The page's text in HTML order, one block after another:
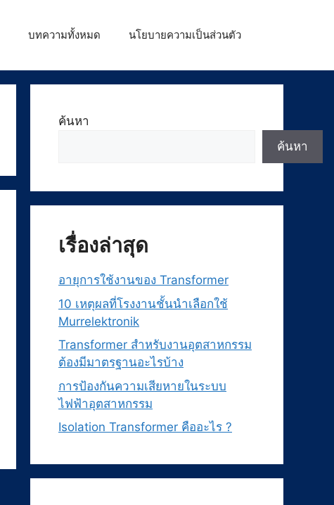
บทความทั้งหมด นโยบายความเป็นส่วนตัว
ค้นหา
ค้นหา
เรื่องล่าสุด
อายุการใช้งานของ Transformer
10 เหตุผลที่โรงงานชั้นนำเลือกใช้
Murrelektronik
Transformer สำหรับงานอุตสาหกรรม
ต้องมีมาตรฐานอะไรบ้าง
การป้องกันความเสียหายในระบบ
ไฟฟ้าอุตสาหกรรม
Isolation Transformer คืออะไร ?